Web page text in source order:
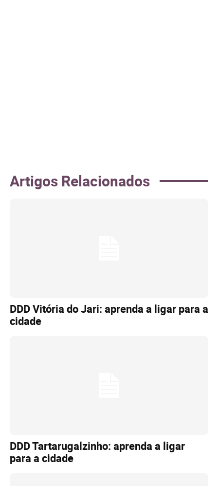
Artigos Relacionados
DDD Vitória do Jari: aprenda a ligar para a
cidade
DDD Tartarugalzinho: aprenda a ligar
para a cidade